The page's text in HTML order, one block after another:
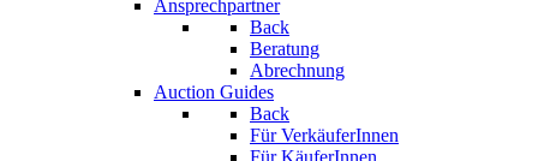
Ansprechpartner
Back
Beratung
Abrechnung
Auction Guides
Back
Für VerkäuferInnen
Für KäuferInnen